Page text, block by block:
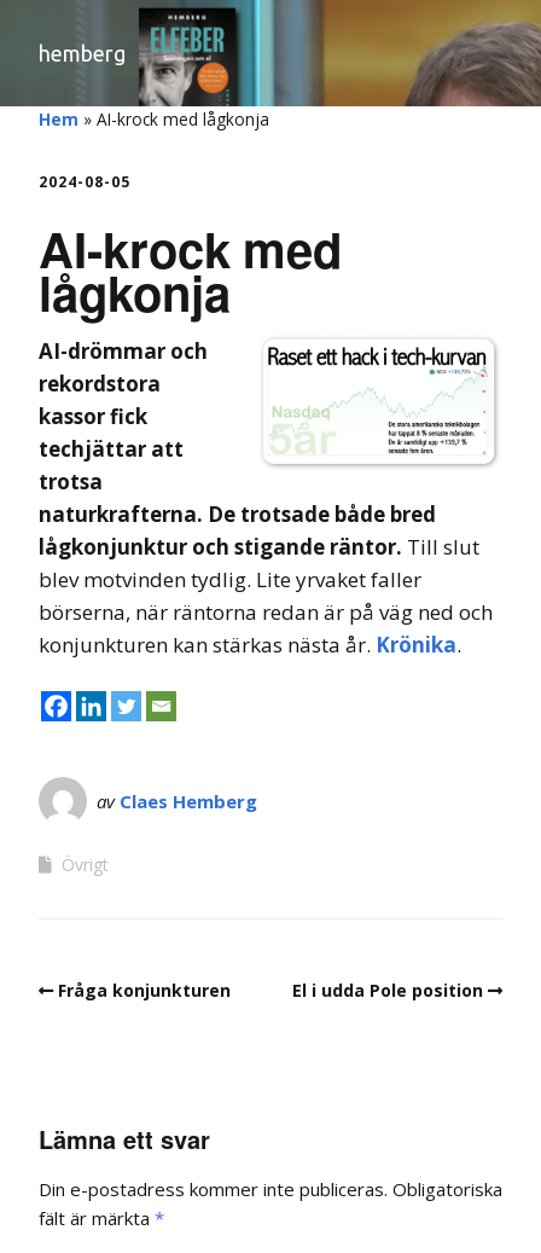
hemberg
Hem » AI-krock med lågkonja
2024-08-05
AI-krock med
lågkonja
AI-drömmar och
rekordstora
kassor fick
techjättar att
trotsa
naturkrafterna. De trotsade både bred
lågkonjunktur och stigande räntor. Till slut
blev motvinden tydlig. Lite yrvaket faller
börserna, när räntorna redan är på väg ned och
konjunkturen kan stärkas nästa år. Krönika.
av Claes Hemberg
Övrigt
Fråga konjunkturen El i udda Pole position
Lämna ett svar
Din e-postadress kommer inte publiceras. Obligatoriska
fält är märkta *